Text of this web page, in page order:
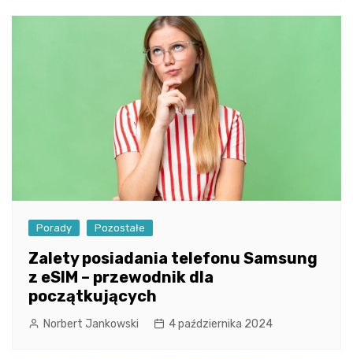
Porady Pozostałe
Zalety posiadania telefonu Samsung
z eSIM – przewodnik dla
początkujących
Norbert Jankowski 4 października 2024